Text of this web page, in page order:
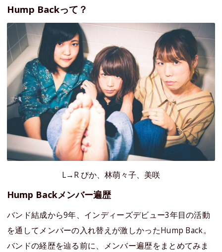
Hump Backって？
L→R ぴか、林萌々子、美咲
Hump Backメンバー遍歴
バンド結成から9年、インディーズデビュー3年目の活動
を通してメンバーの入れ替えが激しかったHump Back。
バンドの経歴を辿る前に、メンバー遍歴をまとめてみま